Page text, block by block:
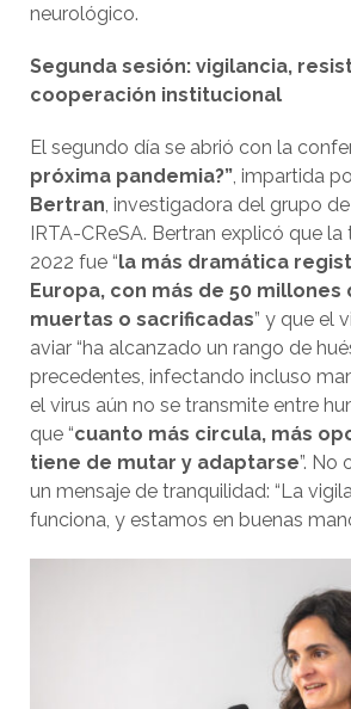
neurológico.
Segunda sesión: vigilancia,
cooperación institucional
El segundo día se abrió con la
próxima pandemia?” , impartida
Bertran , investigadora del grupo
IRTA-CReSA. Bertran explicó que
2022 fue “la más dramática
Europa, con más de 50 millones
muertas o sacrificadas” y que el
aviar “ha alcanzado un rango de
precedentes, infectando incluso
el virus aún no se transmite entre
que “cuanto más circula, más
tiene de mutar y adaptarse”. No
un mensaje de tranquilidad: “La
funciona, y estamos en buenas